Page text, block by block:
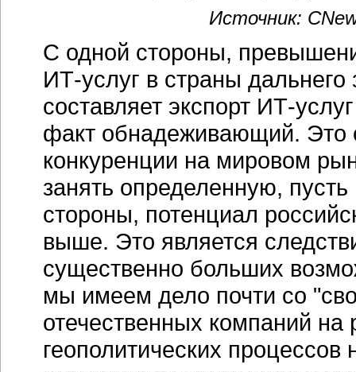
Источник:
С одной стороны,
ИТ-услуг в страны
составляет экспорт ИТ-услуг
факт обнадеживающий. Это
конкуренции на мировом
занять определенную,
стороны, потенциал
выше. Это является
существенно больших
мы имеем дело почти со
отечественных компаний на
геополитических процессов